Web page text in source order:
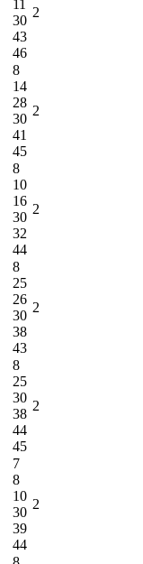
11
30
43
46
2
8
14
28
30
41
45
2
8
10
16
30
32
44
2
8
25
26
30
38
43
2
8
25
30
38
44
45
2
7
8
10
30
39
44
2